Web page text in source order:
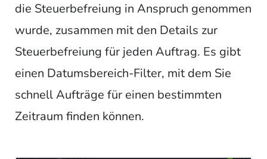
die Steuerbefreiung in Anspruch genommen
wurde, zusammen mit den Details zur
Steuerbefreiung für jeden Auftrag. Es gibt
einen Datumsbereich-Filter, mit dem Sie
schnell Aufträge für einen bestimmten
Zeitraum finden können.